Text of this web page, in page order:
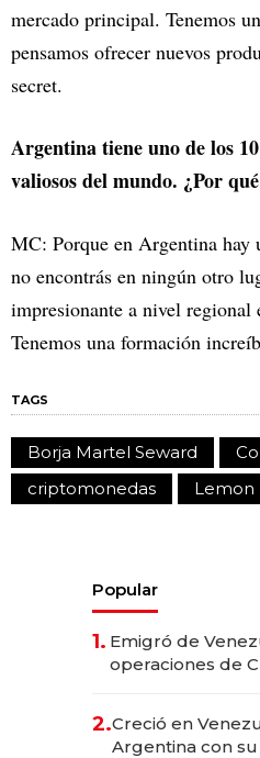
mercado principal. Tenemos
pensamos ofrecer nuevos
secret.
Argentina tiene uno de los
valiosos del mundo. ¿Por
MC: Porque en Argentina hay
no encontrás en ningún otro
impresionante a nivel regional
Tenemos una formación
TAGS
Borja Martel Seward
criptomonedas
Lemon
Popular
1. Emigró de
operaciones de
2.Creció en
Argentina con